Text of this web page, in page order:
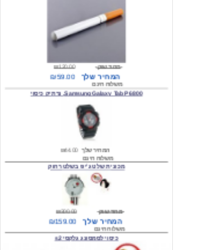
₪120.00
משלוח חינם
Samsung Galaxy Tab P6800, נרתיק כיסוי
המחיר שלך
משלוח חינם
₪300.00 מחיר שוק
₪159.00
כיסוי לסמסונג גלקסי s2